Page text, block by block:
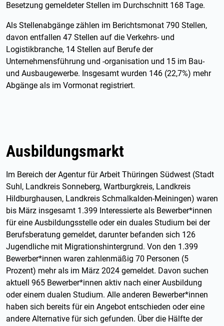
Besetzung gemeldeter Stellen im Durchschnitt 168 Tage.
Als Stellenabgänge zählen im Berichtsmonat 790 Stellen,
davon entfallen 47 Stellen auf die Verkehrs- und
Logistikbranche, 14 Stellen auf Berufe der
Unternehmensführung und -organisation und 15 im Bau-
und Ausbaugewerbe. Insgesamt wurden 146 (22,7%) mehr
Abgänge als im Vormonat registriert.
Ausbildungsmarkt
Im Bereich der Agentur für Arbeit Thüringen Südwest (Stadt
Suhl, Landkreis Sonneberg, Wartburgkreis, Landkreis
Hildburghausen, Landkreis Schmalkalden-Meiningen) waren
bis März insgesamt 1.399 Interessierte als Bewerber*innen
für eine Ausbildungsstelle oder ein duales Studium bei der
Berufsberatung gemeldet, darunter befanden sich 126
Jugendliche mit Migrationshintergrund. Von den 1.399
Bewerber*innen waren zahlenmäßig 70 Personen (5
Prozent) mehr als im März 2024 gemeldet. Davon suchen
aktuell 965 Bewerber*innen aktiv nach einer Ausbildung
oder einem dualen Studium. Alle anderen Bewerber*innen
haben sich bereits für ein Angebot entschieden oder eine
andere Alternative für sich gefunden. Über die Hälfte der